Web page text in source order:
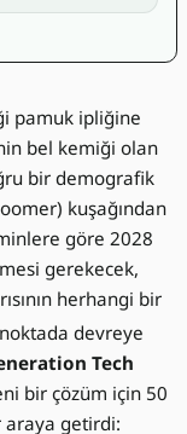
pamuk ipliğine
bel kemiği olan
bir demografik
kuşağından
göre 2028
gerekecek,
herhangi bir
devreye
Tech
bir çözüm için 50
araya getirdi: